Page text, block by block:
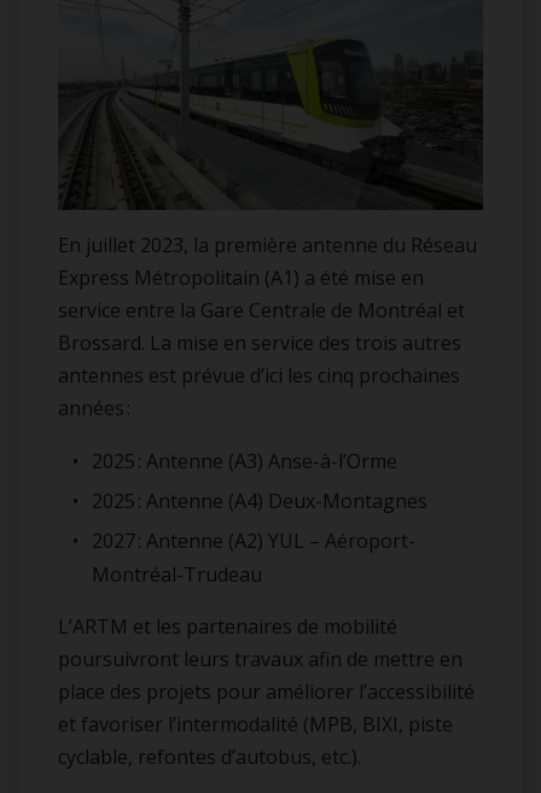
En juillet 2023, la première antenne du Réseau
Express Métropolitain (A1) a été mise en
service entre la Gare Centrale de Montréal et
Brossard. La mise en service des trois autres
antennes est prévue d’ici les cinq prochaines
années :
2025 : Antenne (A3) Anse-à-l’Orme
2025 : Antenne (A4) Deux-Montagnes
2027 : Antenne (A2) YUL – Aéroport-
Montréal-Trudeau
L’ARTM et les partenaires de mobilité
poursuivront leurs travaux afin de mettre en
place des projets pour améliorer l’accessibilité
et favoriser l’intermodalité (MPB, BIXI, piste
cyclable, refontes d’autobus, etc.).